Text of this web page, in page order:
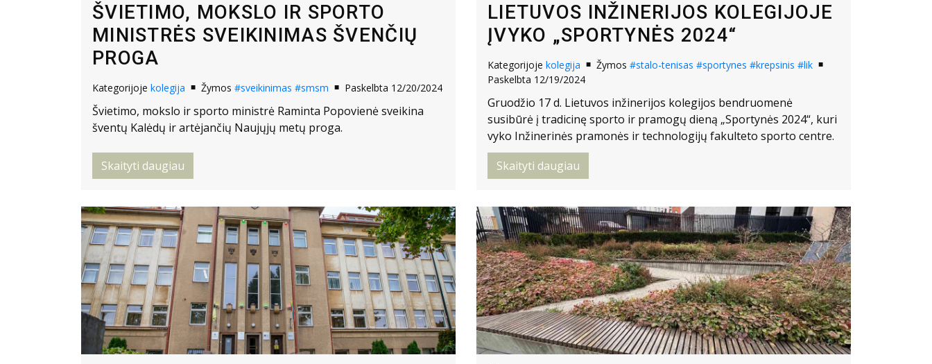
ŠVIETIMO, MOKSLO IR SPORTO
MINISTRĖS SVEIKINIMAS ŠVENČIŲ
PROGA
Kategorijoje kolegija Žymos #sveikinimas #smsm Paskelbta 12/20/2024
Švietimo, mokslo ir sporto ministrė Raminta Popovienė sveikina
šventų Kalėdų ir artėjančių Naujųjų metų proga.
Skaityti daugiau
LIETUVOS INŽINERIJOS KOLEGIJOJE
ĮVYKO „SPORTYNĖS 2024“
Kategorijoje kolegija Žymos #stalo-tenisas #sportynes #krepsinis #lik
Paskelbta 12/19/2024
Gruodžio 17 d. Lietuvos inžinerijos kolegijos bendruomenė
susibūrė į tradicinę sporto ir pramogų dieną „Sportynės 2024“, kuri
vyko Inžinerinės pramonės ir technologijų fakulteto sporto centre.
Skaityti daugiau